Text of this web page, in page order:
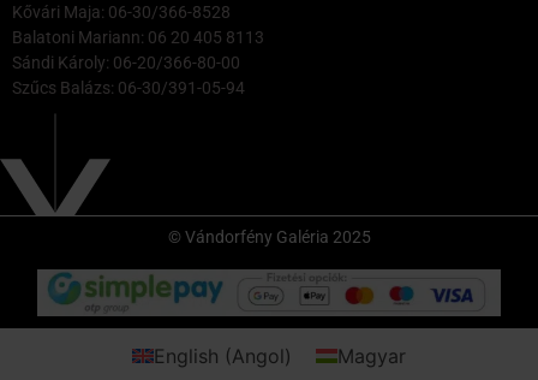
Kővári Maja: 06-30/366-8528
Balatoni Mariann: 06 20 405 8113
Sándi Károly: 06-20/366-80-00
Szűcs Balázs: 06-30/391-05-94
© Vándorfény Galéria 2025
English (Angol) Magyar